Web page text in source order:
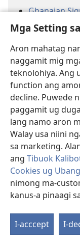
Mga Setting
Aron mahatag
naggamit mig
teknolohiya. Ang
function ang
decline. Puwede
paggamit ug
lang namo aron
Walay usa niini
sa marketing.
ang Tibuok
Cookies ug
nimong ma-
kanus-a pinaagi
I-acccept I-
Ghanaian
Gokana
Hausa
Hawai’i
Herero
Hmong
Jamaican
Jiwaka
Jula
Kannada
Kanyok